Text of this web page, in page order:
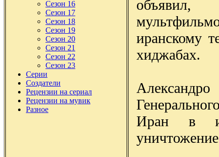
Сезон 16
Сезон 17
Сезон 18
Сезон 19
Сезон 20
Сезон 21
Сезон 22
Сезон 23
Серии
Создатели
Рецензии на сериал
Рецензии на мувик
Разное
иранскому
хиджабах.
Иран в